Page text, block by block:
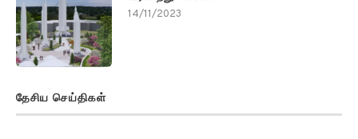
14/11/2023
தேசிய செய்திகள்